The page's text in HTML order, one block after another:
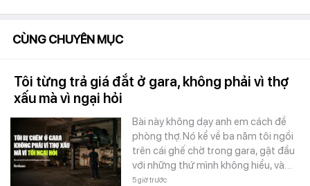
CÙNG CHUYÊN MỤC
Tôi từng trả giá đắt ở gara, không phải vì thợ
xấu mà vì ngại hỏi
Bài này không dạy anh em cách đề
phòng thợ. Nó kể về ba năm tôi ngồi
trên cái ghế chờ trong gara, gật đầu
với những thứ mình không hiểu, và…
5 giờ trước